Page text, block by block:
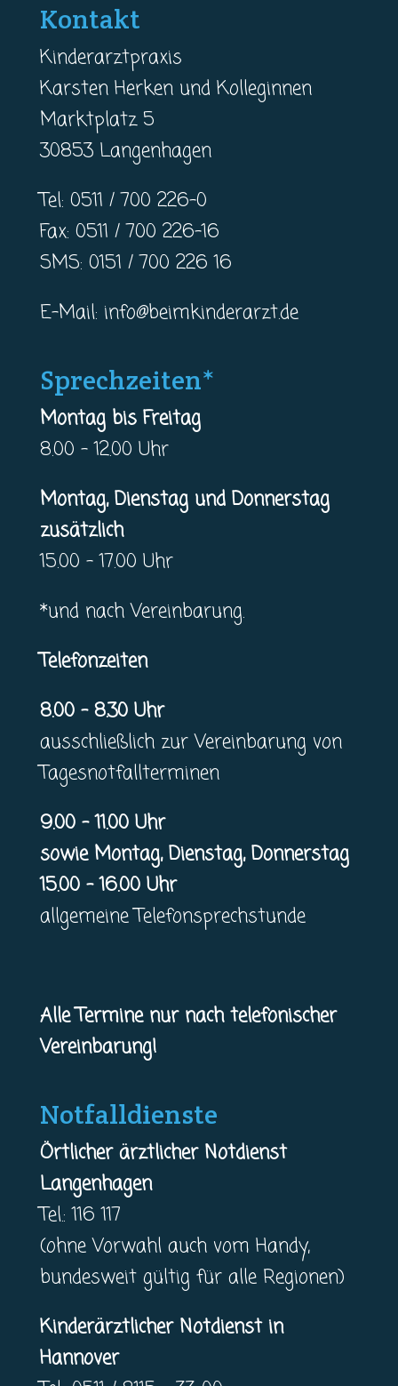
Kontakt
Kinderarztpraxis
Karsten Herken und Kolleginnen
Marktplatz 5
30853 Langenhagen
Tel: 0511 / 700 226-0
Fax: 0511 / 700 226-16
SMS: 0151 / 700 226 16
E-Mail: info@beimkinderarzt.de
Sprechzeiten*
Montag bis Freitag
8.00 – 12.00 Uhr
Montag, Dienstag und Donnerstag
zusätzlich
15.00 – 17.00 Uhr
*und nach Vereinbarung.
Telefonzeiten
8.00 – 8.30 Uhr
ausschließlich zur Vereinbarung von
Tagesnotfallterminen
9.00 – 11.00 Uhr
sowie Montag, Dienstag, Donnerstag
15.00 – 16.00 Uhr
allgemeine Telefonsprechstunde
Alle Termine nur nach telefonischer
Vereinbarung!
Notfalldienste
Örtlicher ärztlicher Notdienst
Langenhagen
Tel.: 116 117
(ohne Vorwahl auch vom Handy,
bundesweit gültig für alle Regionen)
Kinderärztlicher Notdienst in
Hannover